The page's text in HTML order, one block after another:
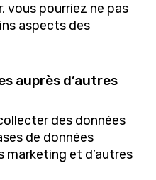
vous pourriez ne pas
aspects des
auprès d’autres
des données
de données
marketing et d’autres